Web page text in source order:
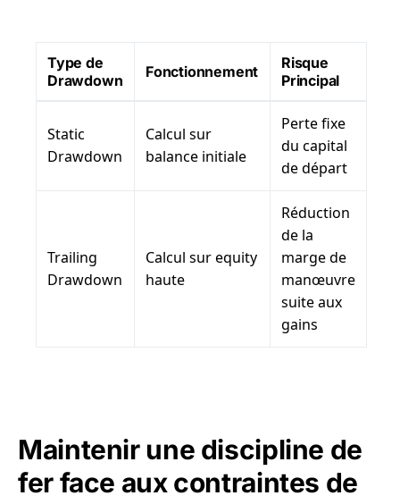
Type de
Drawdown
Fonctionnement
Risque
Principal
Static
Drawdown
Calcul sur
balance initiale
Perte fixe
du capital
de départ
Trailing
Drawdown
Calcul sur equity
haute
Réduction
de la
marge de
manœuvre
suite aux
gains
Maintenir une discipline de
fer face aux contraintes de